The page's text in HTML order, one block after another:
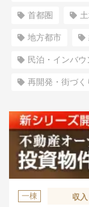
首都圏
地方都市
民泊・インバウ
再開発・街づく
一棟 収入